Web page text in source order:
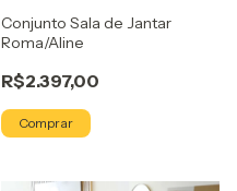
Conjunto Sala de Jantar
Roma/Aline
R$2.397,00
Comprar